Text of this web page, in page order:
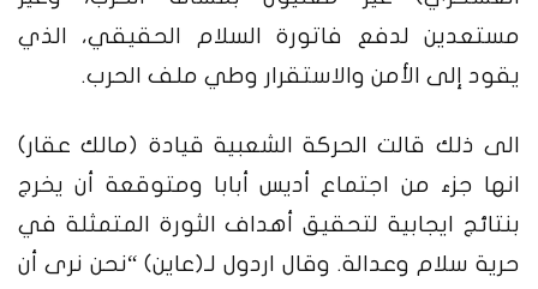
مستعدين لدفع فاتورة السلام الحقيقي، الذي
يقود إلى الأمن والاستقرار وطي ملف الحرب.
الى ذلك قالت الحركة الشعبية قيادة (مالك عقار)
انها جزء من اجتماع أديس أبابا ومتوقعة أن يخرج
بنتائج ايجابية لتحقيق أهداف الثورة المتمثلة في
حرية سلام وعدالة. وقال اردول لـ(عاين) “نحن نرى أن